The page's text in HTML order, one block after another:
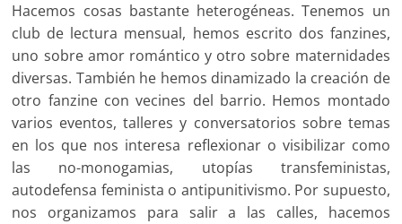
Hacemos cosas bastante heterogéneas. Tenemos un
club de lectura mensual, hemos escrito dos fanzines,
uno sobre amor romántico y otro sobre maternidades
diversas. También he hemos dinamizado la creación de
otro fanzine con vecines del barrio. Hemos montado
varios eventos, talleres y conversatorios sobre temas
en los que nos interesa reflexionar o visibilizar como
las no-monogamias, utopías transfeministas,
autodefensa feminista o antipunitivismo. Por supuesto,
nos organizamos para salir a las calles, hacemos